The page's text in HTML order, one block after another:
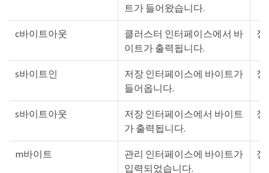
트가 들어왔습니다.
c바이트아웃
클러스터 인터페이스에서 바
이트가 출력됩니다.
정
s바이트인
저장 인터페이스에 바이트가
들어옵니다.
정
s바이트아웃
저장 인터페이스에서 바이트
가 출력됩니다.
정
m바이트
관리 인터페이스에 바이트가
입력되었습니다.
정